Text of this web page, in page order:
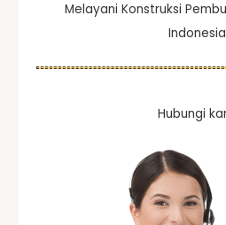
Melayani Konstruksi
Hubungi